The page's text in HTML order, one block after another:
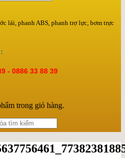
lái, phanh ABS, phanh trợ lực, bơm trực
- 0886 33 88 39
trong giỏ hàng.